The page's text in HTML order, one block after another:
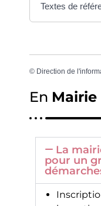
Textes de
© Direction de
En Mairie
La
pour un